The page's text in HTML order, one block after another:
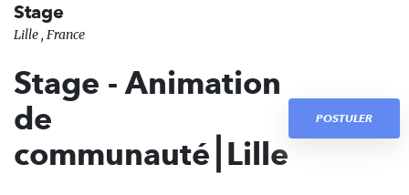
Stage
Lille , France
Stage - Animation
de
communauté⎮Lille
POSTULER